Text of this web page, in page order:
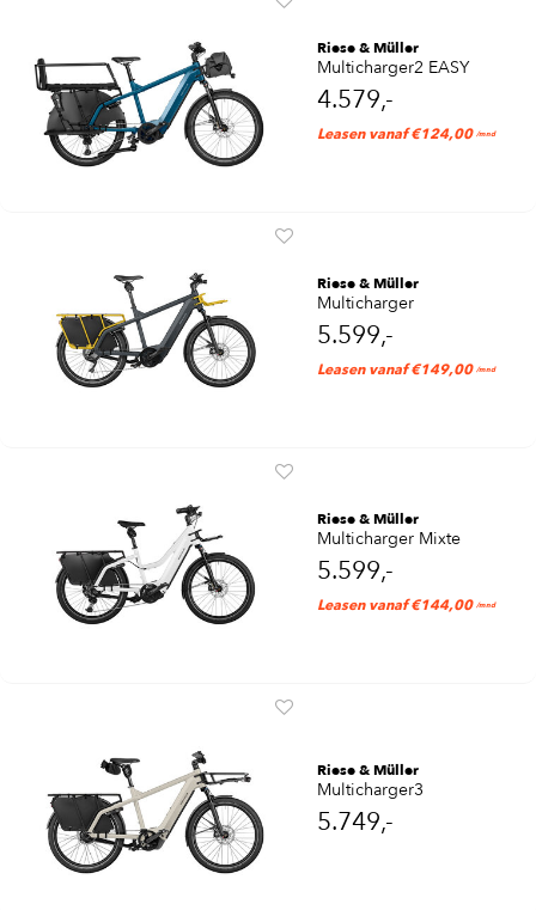
Riese & Müller
Multicharger2 EASY
4.579,-
Leasen vanaf €124,00 /mnd
Riese & Müller
Multicharger
5.599,-
Leasen vanaf €149,00 /mnd
Riese & Müller
Multicharger Mixte
5.599,-
Leasen vanaf €144,00 /mnd
Riese & Müller
Multicharger3
5.749,-